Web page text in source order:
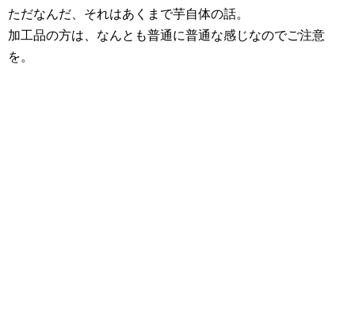
ただなんだ、それはあくまで芋自体の話。
加工品の方は、なんとも普通に普通な感じなのでご注意
を。